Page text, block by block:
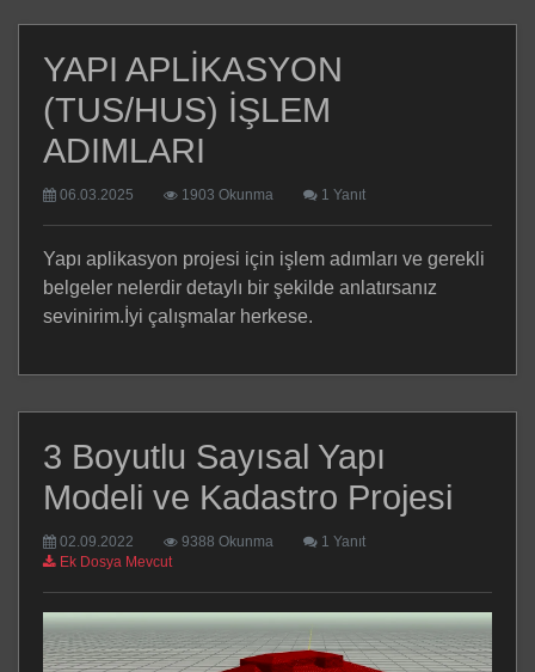
YAPI APLİKASYON
(TUS/HUS) İŞLEM
ADIMLARI
06.03.2025 1903 Okunma 1 Yanıt
Yapı aplikasyon projesi için işlem adımları ve gerekli
belgeler nelerdir detaylı bir şekilde anlatırsanız
sevinirim.İyi çalışmalar herkese.
3 Boyutlu Sayısal Yapı
Modeli ve Kadastro Projesi
02.09.2022 9388 Okunma
1 Yanıt
Ek Dosya Mevcut